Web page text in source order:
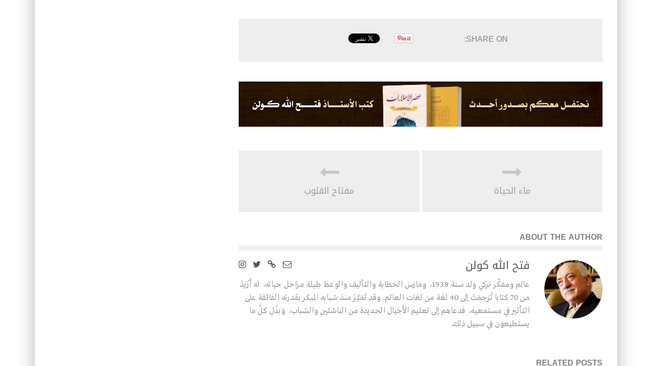
SHARE ON:
ماء الحياة مفتاح القلوب
ABOUT THE AUTHOR
فتح الله كولن
عالِم ومفكِّر تركي ولد سنة 1938، ومَارَسَ الخطابة والتأليف والوعظ طِيلة مراحل حياته، له أَزْيَدُ
من 70 كتابا تُرْجِمَتْ إلى 40 لغة من لغات العالم. وقد تَمَيَّزَ منذ شبابه المبكر بقدرته الفائقة على
التأثير في مستمعيه، فدعاهم إلى تعليم الأجيال الجديدة من الناشئين والشباب، وَبَذْلِ كلِّ ما
يستطيعون في سبيل ذلك.
RELATED POSTS